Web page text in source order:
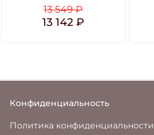
13 549 ₽
13 142 ₽
Конфиденциальность
Политика конфиденциальности